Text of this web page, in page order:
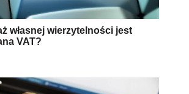
własnej wierzytelności jest
VAT?